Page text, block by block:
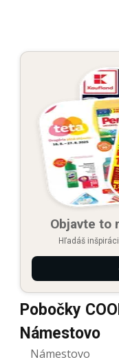
Objavte to
Hľadáš
Pobočky
Námestovo
Námestovo